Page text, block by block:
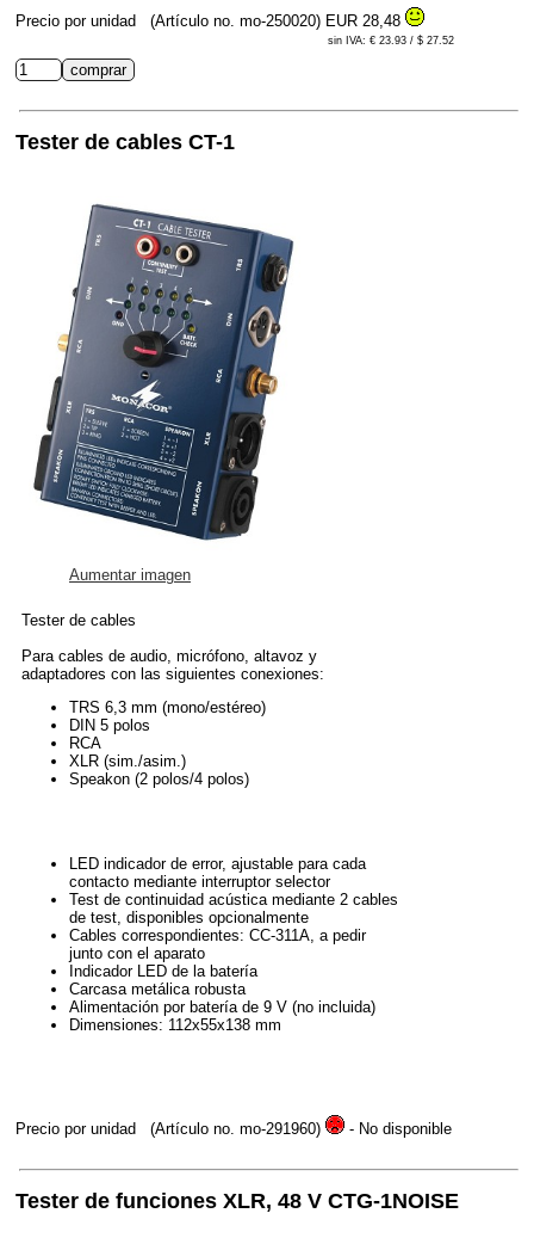
Precio por unidad (Artículo no. mo-250020) EUR 28,48
sin IVA: € 23.93 / $ 27.52
Tester de cables CT-1
Aumentar imagen
Tester de cables
Para cables de audio, micrófono, altavoz y
adaptadores con las siguientes conexiones:
TRS 6,3 mm (mono/estéreo)
DIN 5 polos
RCA
XLR (sim./asim.)
Speakon (2 polos/4 polos)
LED indicador de error, ajustable para cada
contacto mediante interruptor selector
Test de continuidad acústica mediante 2 cables
de test, disponibles opcionalmente
Cables correspondientes: CC-311A, a pedir
junto con el aparato
Indicador LED de la batería
Carcasa metálica robusta
Alimentación por batería de 9 V (no incluida)
Dimensiones: 112x55x138 mm
Precio por unidad (Artículo no. mo-291960) - No disponible
Tester de funciones XLR, 48 V CTG-1NOISE